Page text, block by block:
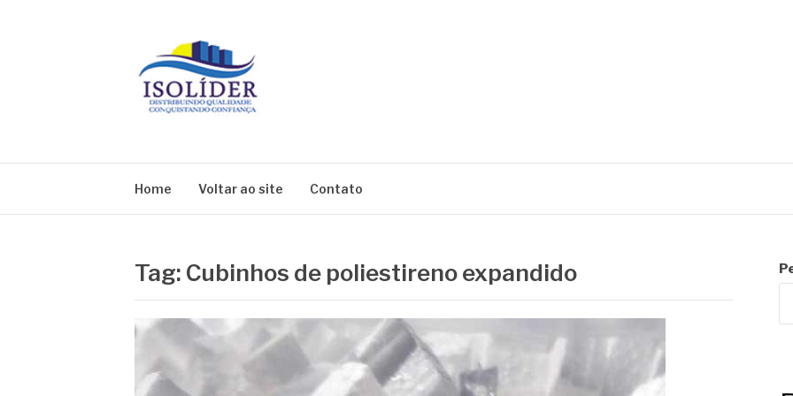
Home Voltar ao site Contato
Tag: Cubinhos de poliestireno expandido